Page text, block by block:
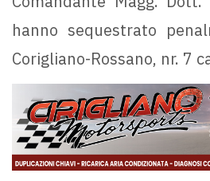
hanno sequestrato
Corigliano-Rossano, nr. 7